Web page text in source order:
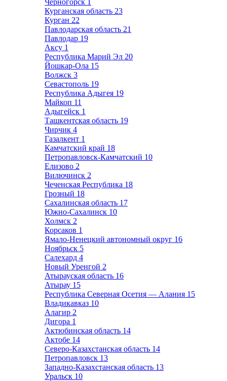
Черногорск 1
Курганская область 23
Курган 22
Павлодарская область 21
Павлодар 19
Аксу 1
Республика Марий Эл 20
Йошкар-Ола 15
Волжск 3
Севастополь 19
Республика Адыгея 19
Майкоп 11
Адыгейск 1
Ташкентская область 19
Чирчик 4
Газалкент 1
Камчатский край 18
Петропавловск-Камчатский 10
Елизово 2
Вилючинск 2
Чеченская Республика 18
Грозный 18
Сахалинская область 17
Южно-Сахалинск 10
Холмск 2
Корсаков 1
Ямало-Ненецкий автономный округ 16
Ноябрьск 5
Салехард 4
Новый Уренгой 2
Атырауская область 16
Атырау 15
Республика Северная Осетия — Алания 15
Владикавказ 10
Алагир 2
Дигора 1
Актюбинская область 14
Актобе 14
Северо-Казахстанская область 14
Петропавловск 13
Западно-Казахстанская область 13
Уральск 10